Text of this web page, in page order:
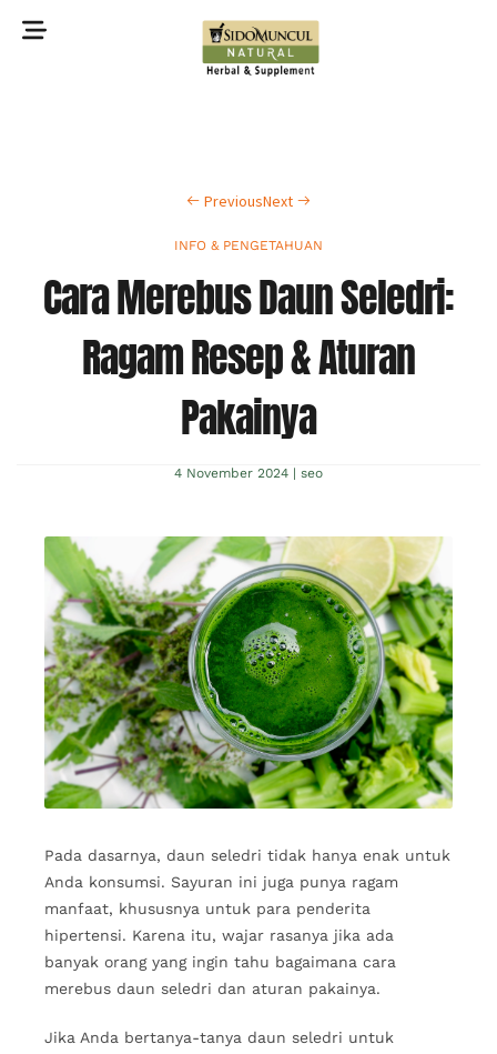
PreviousNext
INFO & PENGETAHUAN
Cara Merebus Daun Seledri:
Ragam Resep & Aturan
Pakainya
4 November 2024 | seo
Pada dasarnya, daun seledri tidak hanya enak untuk
Anda konsumsi. Sayuran ini juga punya ragam
manfaat, khususnya untuk para penderita
hipertensi. Karena itu, wajar rasanya jika ada
banyak orang yang ingin tahu bagaimana cara
merebus daun seledri dan aturan pakainya.
Jika Anda bertanya-tanya daun seledri untuk